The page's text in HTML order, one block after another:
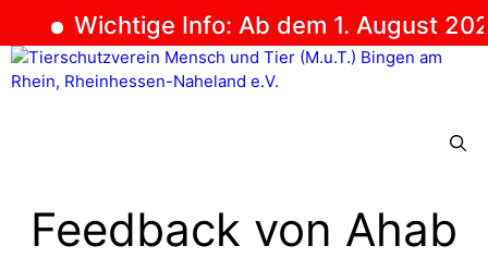
Wichtige Info: Ab dem 1. August
Zum
Inhalt
Feedback von Ahab